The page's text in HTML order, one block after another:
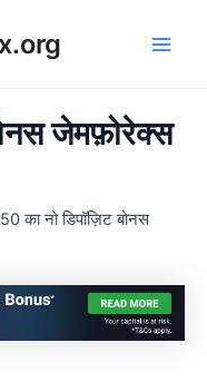
जेमफ़ोरेक्स
का नो डिपॉज़िट बोनस